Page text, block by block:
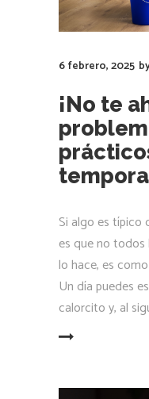
6 febrero, 2025
¡No te
Si algo es típico
es que no todos
lo hace, es
Un día puedes
calorcito y, al